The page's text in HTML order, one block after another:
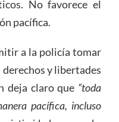
No favorece el
pacífica.
a la policía tomar
y libertades
deja claro que “toda
pacífica, incluso